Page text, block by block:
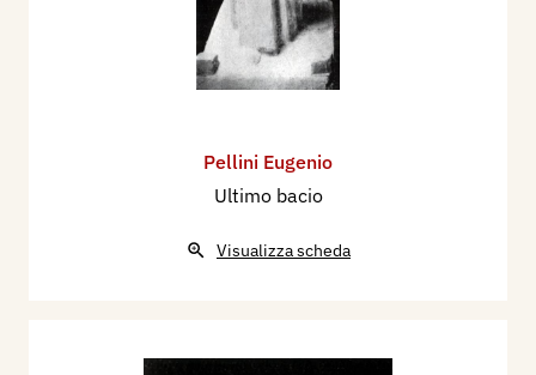
Pellini Eugenio
Ultimo bacio
Visualizza scheda